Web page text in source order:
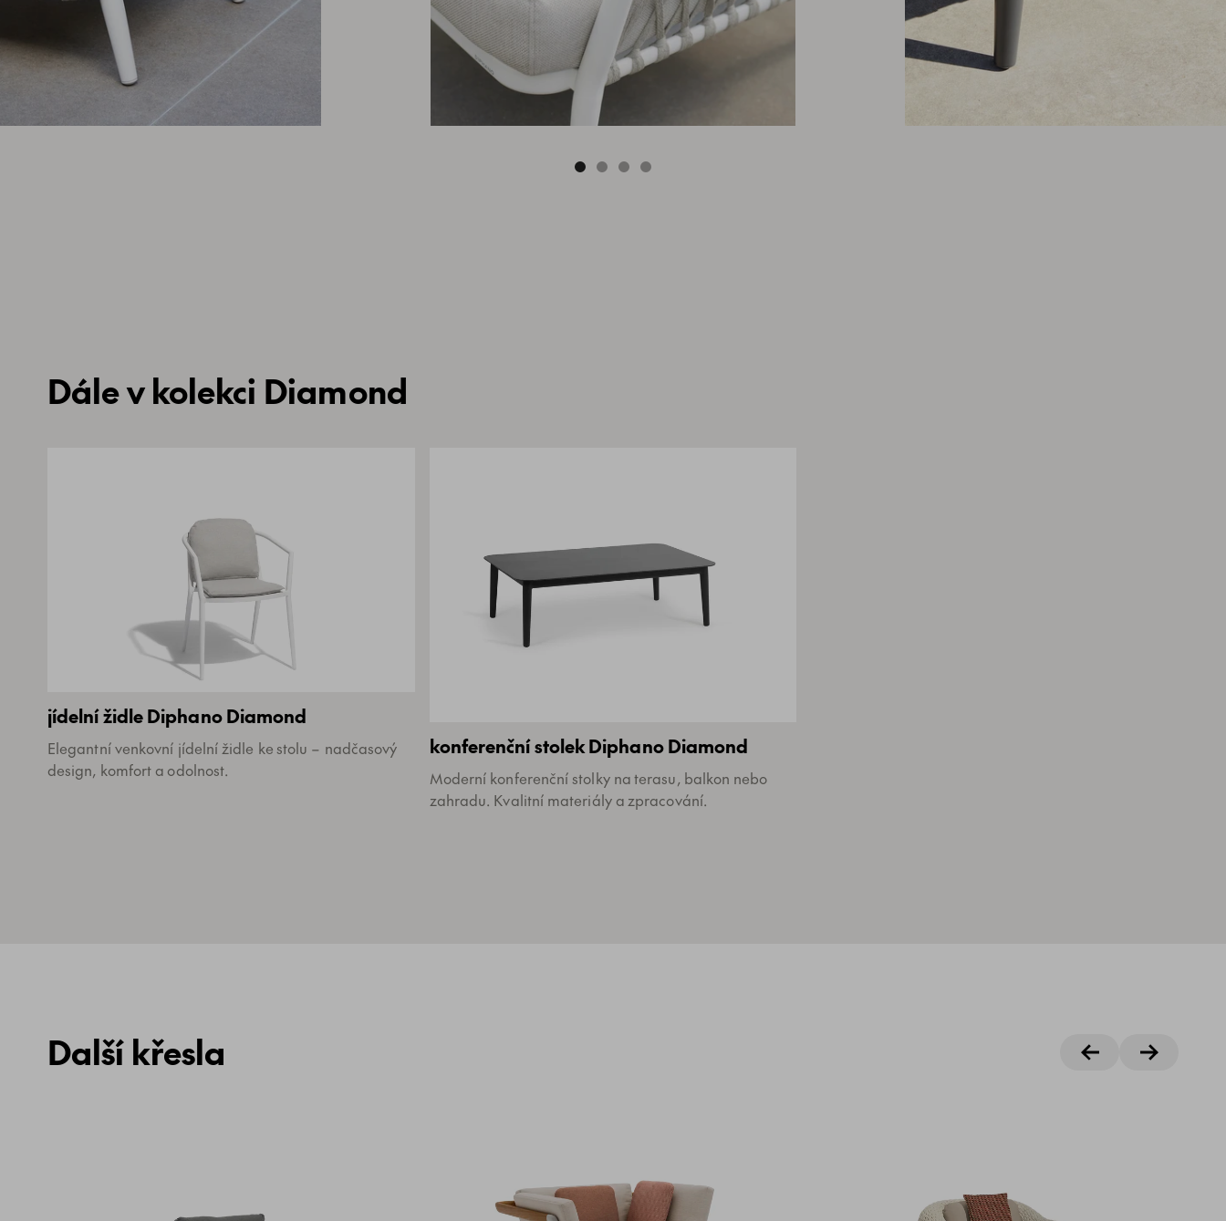
Dále v kolekci Diamond
jídelní židle Diphano Diamond
Elegantní venkovní jídelní židle ke stolu – nadčasový
design, komfort a odolnost.
konferenční stolek Diphano Diamond
Moderní konferenční stolky na terasu, balkon nebo
zahradu. Kvalitní materiály a zpracování.
Další křesla